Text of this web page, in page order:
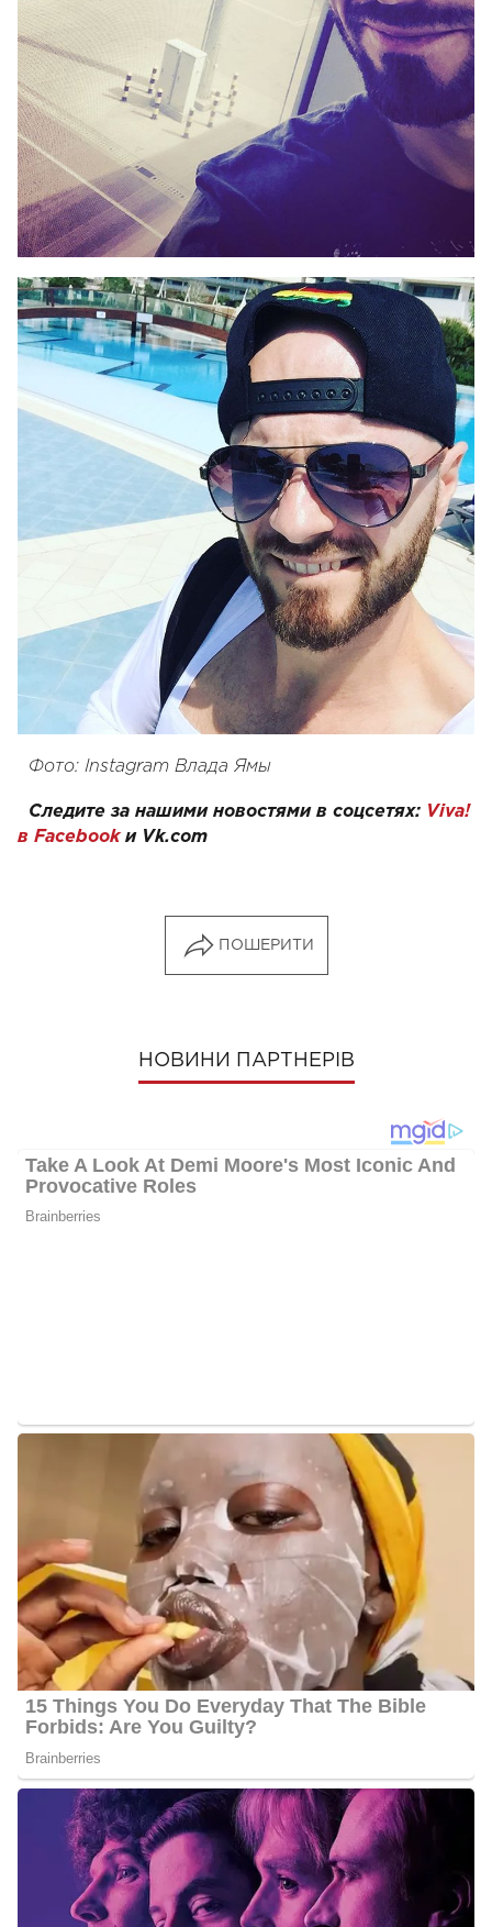
Фото: Instagram Влада Ямы
Следите за нашими новостями в соцсетях: Viva!
в Facebookи Vk.com
ПОШЕРИТИ
НОВИНИ ПАРТНЕРІВ